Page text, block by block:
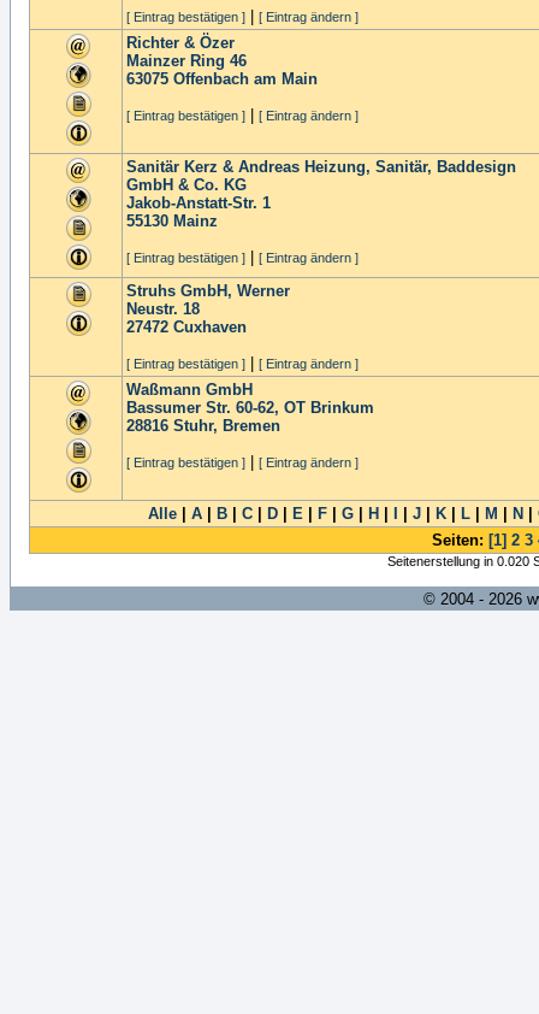
[ Eintrag bestätigen ] [ Eintrag ändern ]
Richter & Özer
Mainzer Ring 46
63075 Offenbach am Main
[ Eintrag bestätigen ] [ Eintrag ändern ]
Sanitär Kerz & Andreas Heizung, Sanitär, Baddesign
GmbH & Co. KG
Jakob-Anstatt-Str. 1
55130 Mainz
[ Eintrag bestätigen ] [ Eintrag ändern ]
Struhs GmbH, Werner
Neustr. 18
27472 Cuxhaven
[ Eintrag bestätigen ] [ Eintrag ändern ]
Waßmann GmbH
Bassumer Str. 60-62, OT Brinkum
28816 Stuhr, Bremen
[ Eintrag bestätigen ] [ Eintrag ändern ]
Alle A B C D E F G H J K L M N
Seiten: [1] 2 3
Seitenerstellung in 0.020
© 2004 - 2026